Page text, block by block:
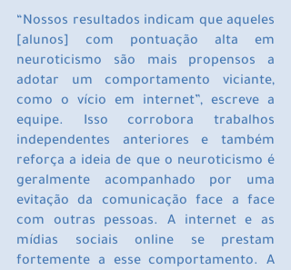
“Nossos resultados indicam que aqueles
[alunos] com pontuação alta em
neuroticismo são mais propensos a
adotar um comportamento viciante,
como o vício em internet”, escreve a
equipe. Isso corrobora trabalhos
independentes anteriores e também
reforça a ideia de que o neuroticismo é
geralmente acompanhado por uma
evitação da comunicação face a face
com outras pessoas. A internet e as
mídias sociais online se prestam
fortemente a esse comportamento. A